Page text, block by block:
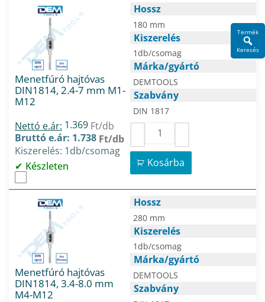
Menetfúró hajtóvas
DIN1814, 2.4-7 mm M1-
M12
Nettó e.ár: 1.369 Ft/db
Bruttó e.ár: 1.738 Ft/db
Kiszerelés: 1db/csomag
Készleten
Hossz
180 mm
Kiszerelés
1db/csomag
Márka/gyártó
DEMTOOLS
Szabvány
DIN 1817
Kosárba
Menetfúró hajtóvas
DIN1814, 3.4-8.0 mm
M4-M12
Hossz
280 mm
Kiszerelés
1db/csomag
Márka/gyártó
DEMTOOLS
Szabvány
Termék
Keresés